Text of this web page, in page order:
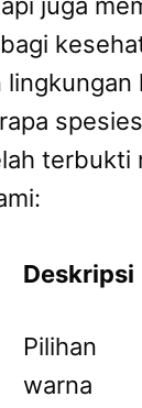
lingkungan
terbukti
Deskripsi
Pilihan
warna